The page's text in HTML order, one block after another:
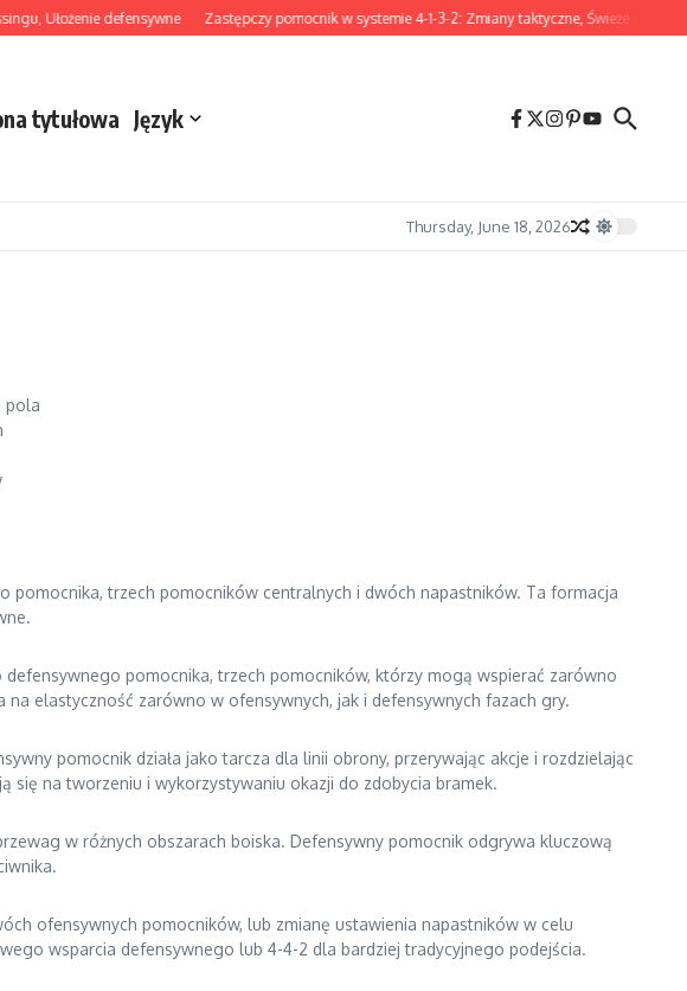
defensywne Zastępczy pomocnik w systemie 4-1-3-2: Zmiany taktyczne, Świeże nogi, Wpływ
tytułowa Język
Thursday, June 18, 2026
pola
pomocnika, trzech pomocników centralnych i dwóch napastników. Ta formacja
pomocnika, trzech pomocników, którzy mogą wspierać zarówno
elastyczność zarówno w ofensywnych, jak i defensywnych fazach gry.
pomocnik działa jako tarcza dla linii obrony, przerywając akcje i rozdzielając
się na tworzeniu i wykorzystywaniu okazji do zdobycia bramek.
w różnych obszarach boiska. Defensywny pomocnik odgrywa kluczową
ofensywnych pomocników, lub zmianę ustawienia napastników w celu
wsparcia defensywnego lub 4-4-2 dla bardziej tradycyjnego podejścia.